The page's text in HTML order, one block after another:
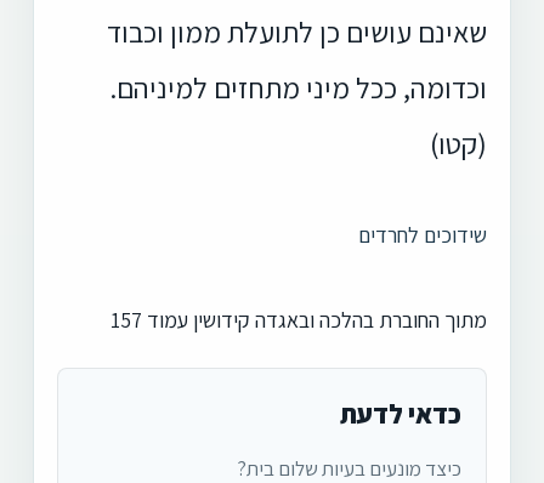
שאינם עושים כן לתועלת ממון וכבוד
וכדומה, ככל מיני מתחזים למיניהם.
(קטו)
שידוכים לחרדים
מתוך החוברת בהלכה ובאגדה קידושין עמוד 157
כדאי לדעת
כיצד מונעים בעיות שלום בית?